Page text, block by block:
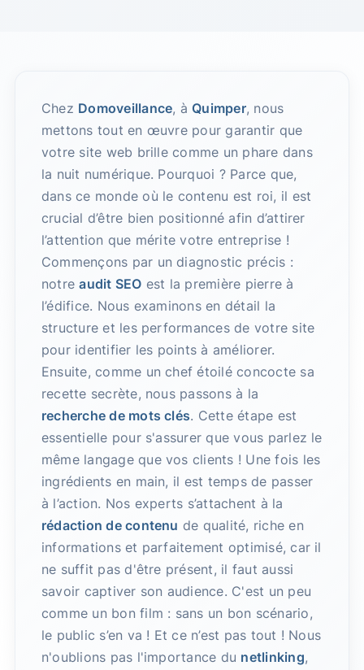
Chez Domoveillance, à Quimper, nous
mettons tout en œuvre pour garantir que
votre site web brille comme un phare dans
la nuit numérique. Pourquoi ? Parce que,
dans ce monde où le contenu est roi, il est
crucial d’être bien positionné afin d’attirer
l’attention que mérite votre entreprise !
Commençons par un diagnostic précis :
notreaudit SEO est la première pierre à
l’édifice. Nous examinons en détail la
structure et les performances de votre site
pour identifier les points à améliorer.
Ensuite, comme un chef étoilé concocte sa
recette secrète, nous passons à la
recherche de mots clés. Cette étape est
essentielle pour s'assurer que vous parlez le
même langage que vos clients ! Une fois les
ingrédients en main, il est temps de passer
à l’action. Nos experts s’attachent à la
rédaction de contenu de qualité, riche en
informations et parfaitement optimisé, car il
ne suffit pas d'être présent, il faut aussi
savoir captiver son audience. C'est un peu
comme un bon film : sans un bon scénario,
le public s’en va ! Et ce n’est pas tout ! Nous
n'oublions pas l'importance du netlinking,